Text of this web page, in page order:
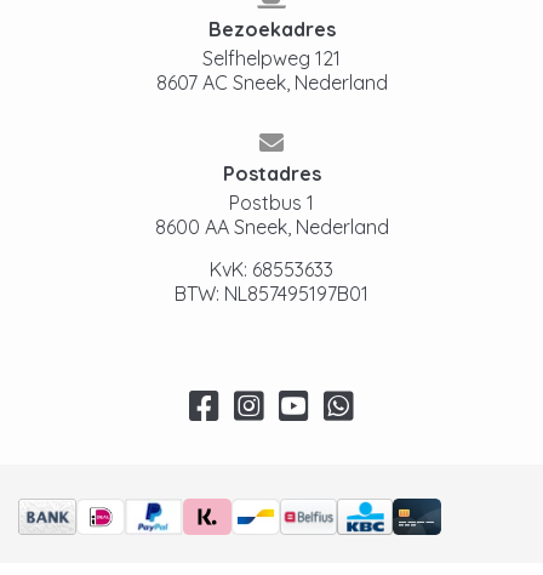
Bezoekadres
Selfhelpweg 121
8607 AC Sneek, Nederland
Postadres
Postbus 1
8600 AA Sneek, Nederland
KvK: 68553633
BTW: NL857495197B01